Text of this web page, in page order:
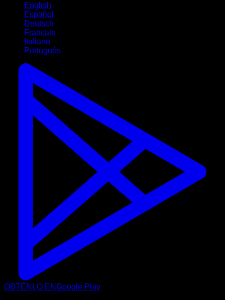
English
Español
Deutsch
Français
Italiano
Português
OBTÉNLO ENGoogle Play